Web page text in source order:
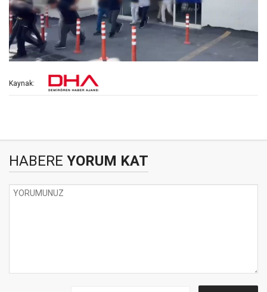
Kaynak:
HABERE YORUM KAT